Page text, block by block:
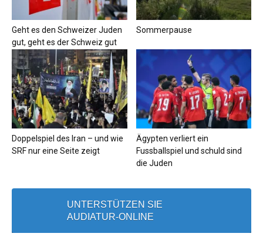
Geht es den Schweizer Juden
gut, geht es der Schweiz gut
Sommerpause
Doppelspiel des Iran – und wie
SRF nur eine Seite zeigt
Ägypten verliert ein
Fussballspiel und schuld sind
die Juden
UNTERSTÜTZEN SIE
AUDIATUR-ONLINE